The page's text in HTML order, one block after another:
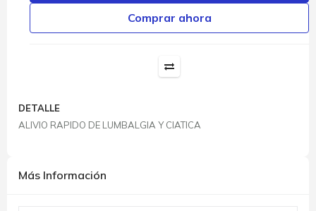
Comprar ahora
DETALLE
ALIVIO RAPIDO DE LUMBALGIA Y CIATICA
Más Información